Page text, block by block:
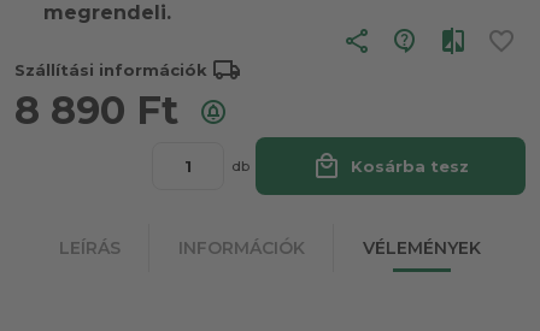
megrendeli.
share
Szállítási információk local_shipping
8 890 Ft
db local_mall Kosárba tesz
LEÍRÁS INFORMÁCIÓK VÉLEMÉNYEK